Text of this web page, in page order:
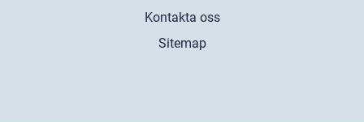
Kontakta oss
Sitemap